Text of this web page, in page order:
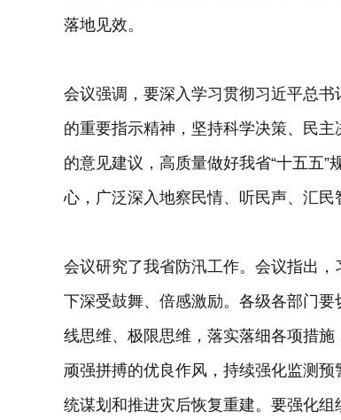
落地见效。
会议强调，要深入学习贯彻习近平总书
的重要指示精神，坚持科学决策、民
的意见建议，高质量做好我省“十五五
心，广泛深入地察民情、听民声、汇民
会议研究了我省防汛工作。会议指出
下深受鼓舞、倍感激励。各级各部门
线思维、极限思维，落实落细各项措施
顽强拼搏的优良作风，持续强化监测
统谋划和推进灾后恢复重建。要强化